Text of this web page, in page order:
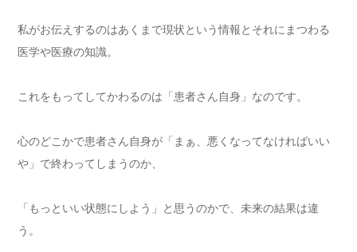
私がお伝えするのはあくまで現状という情報とそれにまつわる
医学や医療の知識。
これをもってしてかわるのは「患者さん自身」なのです。
心のどこかで患者さん自身が「まぁ、悪くなってなければいい
や」で終わってしまうのか、
「もっといい状態にしよう」と思うのかで、未来の結果は違
う。